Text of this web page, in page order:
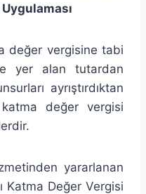
değer vergisine tabi
yer alan tutardan
ayrıştırdıktan
değer vergisi
yararlanan
Katma Değer Vergisi